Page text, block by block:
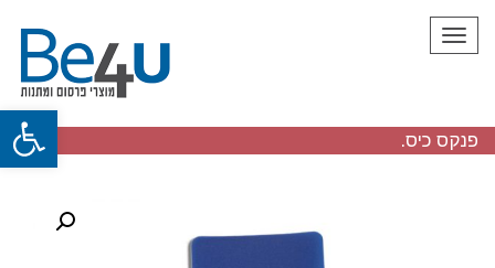
תפריט
פנקס כיס.